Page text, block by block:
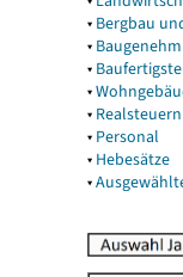
▾ Bergbau
▾
▾
▾
▾ Realsteuern
▾ Personal
▾ Hebesätze
▾